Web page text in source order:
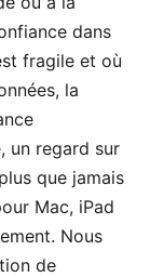
dans
fragile et où
la
un regard sur
que jamais
Mac, iPad
Nous
de